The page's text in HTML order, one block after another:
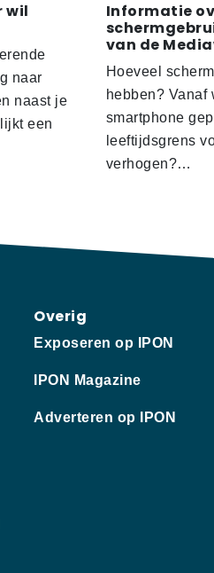
wil
naar
naast je
een
Informatie
van de
Hoeveel
hebben?
smartphone
leeftijdsgrens
verhogen?…
Overig
Exposeren op IPON
IPON Magazine
Adverteren op IPON